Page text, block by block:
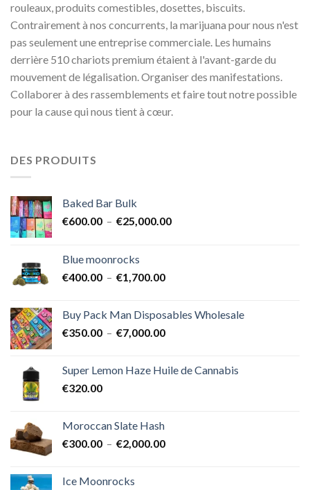
rouleaux, produits comestibles, dosettes, biscuits.
Contrairement à nos concurrents, la marijuana pour nous n'est
pas seulement une entreprise commerciale. Les humains
derrière 510 chariots premium étaient à l'avant-garde du
mouvement de légalisation. Organiser des manifestations.
Collaborer à des rassemblements et faire tout notre possible
pour la cause qui nous tient à cœur.
DES PRODUITS
Baked Bar Bulk
€600.00 – €25,000.00Plage
Blue moonrocks
€400.00 – €1,700.00Plage
€400.00
à
Buy Pack Man Disposables Wholesale
€350.00 – €7,000.00Plage
€350.00
Super Lemon Haze Huile de Cannabis
€320.00
Moroccan Slate Hash
€300.00 – €2,000.00Plage
Ice Moonrocks